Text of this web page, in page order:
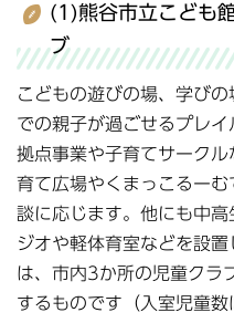
(1)熊谷市立こども
ブ
こどもの遊びの場、学び
での親子が過ごせるプレ
拠点事業や子育てサーク
育て広場やくまっこるー
談に応じます。他にも中
ジオや軽体育室などを設
は、市内3か所の児童クラ
するものです（入室児童数